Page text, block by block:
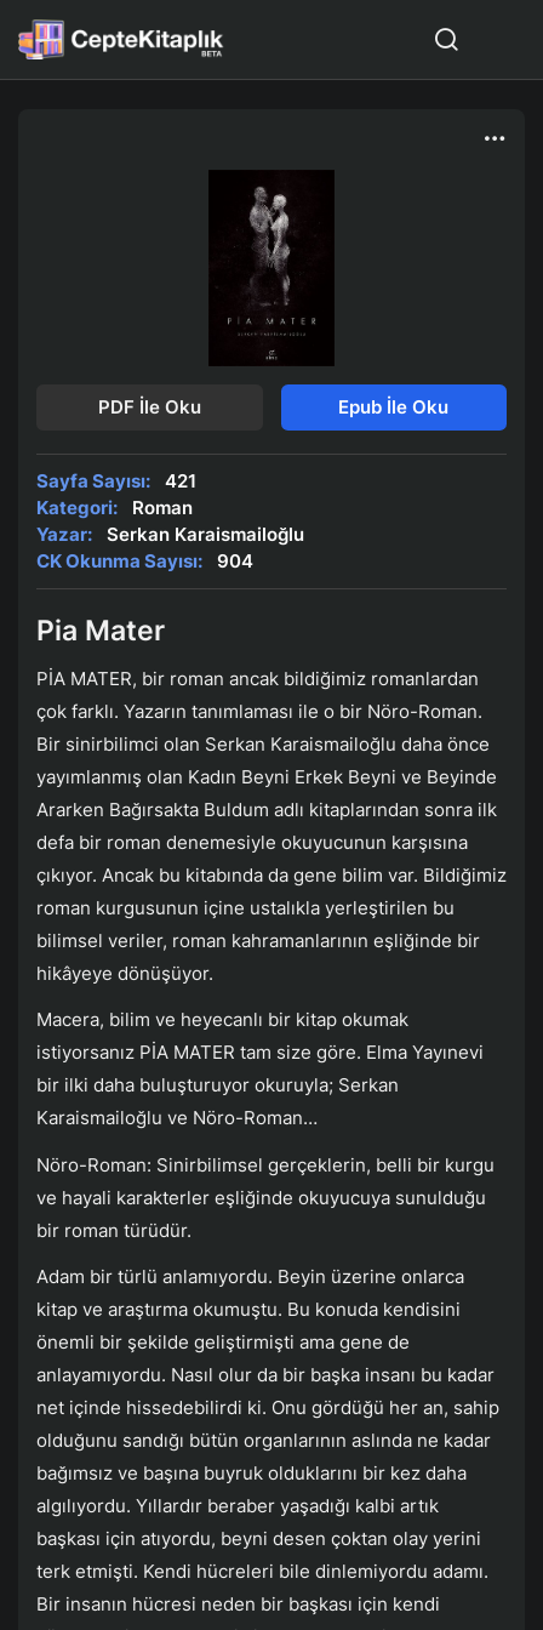
PDF İle Oku Epub İle Oku
Sayfa Sayısı:
421
Kategori:
Roman
Yazar:
Serkan Karaismailoğlu
CK Okunma Sayısı:
904
Pia Mater
PİA MATER, bir roman ancak bildiğimiz romanlardan
çok farklı. Yazarın tanımlaması ile o bir Nöro-Roman.
Bir sinirbilimci olan Serkan Karaismailoğlu daha önce
yayımlanmış olan Kadın Beyni Erkek Beyni ve Beyinde
Ararken Bağırsakta Buldum adlı kitaplarından sonra ilk
defa bir roman denemesiyle okuyucunun karşısına
çıkıyor. Ancak bu kitabında da gene bilim var. Bildiğimiz
roman kurgusunun içine ustalıkla yerleştirilen bu
bilimsel veriler, roman kahramanlarının eşliğinde bir
hikâyeye dönüşüyor.
Macera, bilim ve heyecanlı bir kitap okumak
istiyorsanız PİA MATER tam size göre. Elma Yayınevi
bir ilki daha buluşturuyor okuruyla; Serkan
Karaismailoğlu ve Nöro-Roman…
Nöro-Roman: Sinirbilimsel gerçeklerin, belli bir kurgu
ve hayali karakterler eşliğinde okuyucuya sunulduğu
bir roman türüdür.
Adam bir türlü anlamıyordu. Beyin üzerine onlarca
kitap ve araştırma okumuştu. Bu konuda kendisini
önemli bir şekilde geliştirmişti ama gene de
anlayamıyordu. Nasıl olur da bir başka insanı bu kadar
net içinde hissedebilirdi ki. Onu gördüğü her an, sahip
olduğunu sandığı bütün organlarının aslında ne kadar
bağımsız ve başına buyruk olduklarını bir kez daha
algılıyordu. Yıllardır beraber yaşadığı kalbi artık
başkası için atıyordu, beyni desen çoktan olay yerini
terk etmişti. Kendi hücreleri bile dinlemiyordu adamı.
Bir insanın hücresi neden bir başkası için kendi